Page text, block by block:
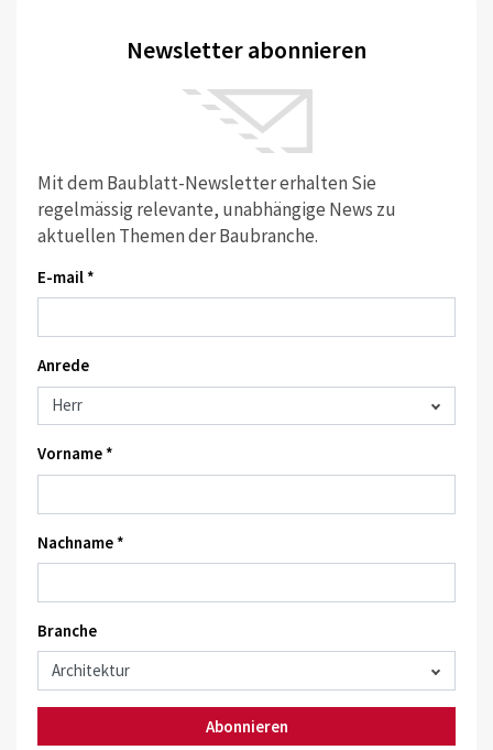
Newsletter abonnieren
Mit dem Baublatt-Newsletter erhalten Sie
regelmässig relevante, unabhängige News zu
aktuellen Themen der Baubranche.
E-mail *
Anrede
Vorname *
Nachname *
Branche
Abonnieren